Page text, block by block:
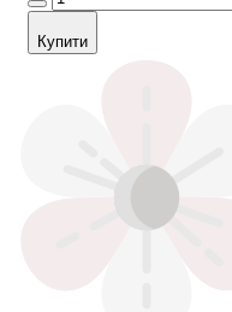
Купити